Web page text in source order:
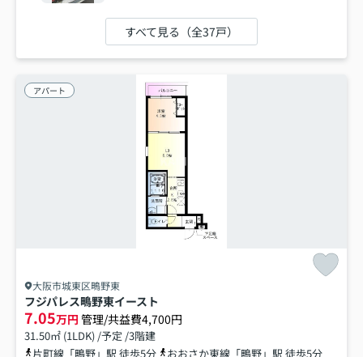
すべて見る（全37戸）
アパート
大阪市城東区鴫野東
フジパレス鴫野東イースト
7.05万円 管理/共益費4,700円
31.50㎡ (1LDK) /予定 /3階建
片町線「鴫野」駅 徒歩5分
おおさか東線「鴫野」駅 徒歩5分